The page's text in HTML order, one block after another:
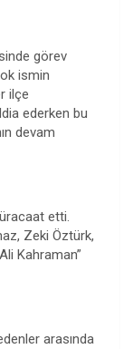
görev
ismin
ilçe
ederken bu
devam
etti.
Zeki Öztürk,
Kahraman”
arasında